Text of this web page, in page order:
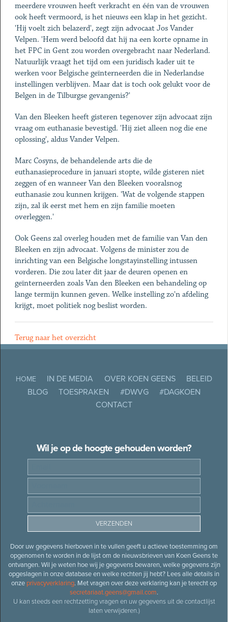
meerdere vrouwen heeft verkracht en één van de vrouwen
ook heeft vermoord, is het nieuws een klap in het gezicht.
'Hij voelt zich belazerd', zegt zijn advocaat Jos Vander
Velpen. 'Hem werd beloofd dat hij na een korte opname in
het FPC in Gent zou worden overgebracht naar Nederland.
Natuurlijk vraagt het tijd om een juridisch kader uit te
werken voor Belgische geïnterneerden die in Nederlandse
instellingen verblijven. Maar dat is toch ook gelukt voor de
Belgen in de Tilburgse gevangenis?'
Van den Bleeken heeft gisteren tegenover zijn advocaat zijn
vraag om euthanasie bevestigd. 'Hij ziet alleen nog die ene
oplossing', aldus Vander Velpen.
Marc Cosyns, de behandelende arts die de
euthanasieprocedure in januari stopte, wilde gisteren niet
zeggen of en wanneer Van den Bleeken vooralsnog
euthanasie zou kunnen krijgen. 'Wat de volgende stappen
zijn, zal ik eerst met hem en zijn familie moeten
overleggen.'
Ook Geens zal overleg houden met de familie van Van den
Bleeken en zijn advocaat. Volgens de minister zou de
inrichting van een Belgische longstayinstelling intussen
vorderen. Die zou later dit jaar de deuren openen en
geïnterneerden zoals Van den Bleeken een behandeling op
lange termijn kunnen geven. Welke instelling zo'n afdeling
krijgt, moet politiek nog beslist worden.
Terug naar het overzicht
HOME IN DE MEDIA OVER KOEN GEENS
BELEID
BLOG
TOESPRAKEN #DWVG
#DAGKOEN
CONTACT
Wil je op de hoogte gehouden worden?
Door uw gegevens hierboven in te vullen geeft u actieve toestemming om
opgenomen te worden in de lijst om de nieuwsbrieven van Koen Geens te
ontvangen. Wil je weten hoe wij je gegevens bewaren, welke gegevens zijn
opgeslagen in onze database en welke rechten jij hebt? Lees alle details in
onze privacyverklaring. Met vragen over deze verklaring kan je terecht op
secretariaat.geens@gmail.com.
U kan steeds een rechtzetting vragen en uw gegevens uit de contactlijst
laten verwijderen.)